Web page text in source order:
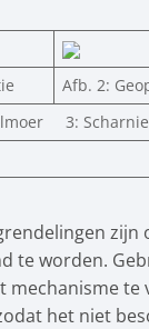
Afb. 2:
3:
zijn
te worden.
mechanisme te
het niet